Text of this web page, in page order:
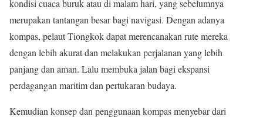
kondisi cuaca buruk atau di malam hari, yang sebelumnya
merupakan tantangan besar bagi navigasi. Dengan adanya
kompas, pelaut Tiongkok dapat merencanakan rute mereka
dengan lebih akurat dan melakukan perjalanan yang lebih
panjang dan aman. Lalu membuka jalan bagi ekspansi
perdagangan maritim dan pertukaran budaya.
Kemudian konsep dan penggunaan kompas menyebar dari